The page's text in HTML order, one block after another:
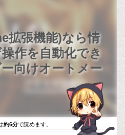
拡張機能)なら情
作を自動化でき
向けオートメー
約6分で読めます。